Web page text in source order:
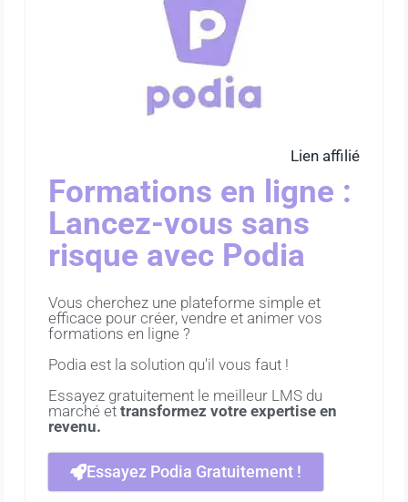
Lien affilié
Formations en ligne :
Lancez-vous sans
risque avec Podia
Vous cherchez une plateforme simple et
efficace pour créer, vendre et animer vos
formations en ligne ?
Podia est la solution qu'il vous faut !
Essayez gratuitement le meilleur LMS du
marché ettransformez votre expertise en
revenu.
Essayez Podia Gratuitement !